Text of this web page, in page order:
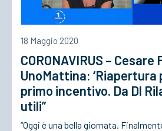
18 Maggio 2020
CORONAVIRUS – Cesare
UnoMattina: ‘Riapertura
primo incentivo. Da Dl
utili”
“Oggi è una bella giornata.